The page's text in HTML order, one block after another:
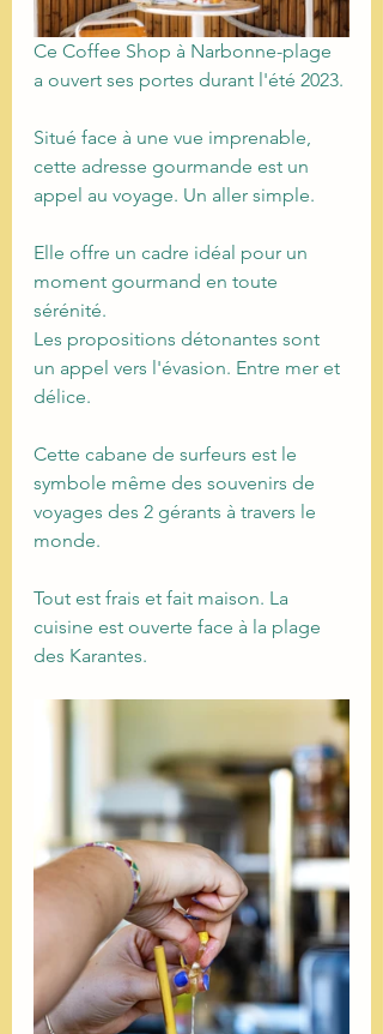
Ce Coffee Shop à Narbonne-plage
a ouvert ses portes durant l'été 2023.
Situé face à une vue imprenable,
cette adresse gourmande est un
appel au voyage. Un aller simple.
Elle offre un cadre idéal pour un
moment gourmand en toute
sérénité.
Les propositions détonantes sont
un appel vers l'évasion. Entre mer et
délice.
Cette cabane de surfeurs est le
symbole même des souvenirs de
voyages des 2 gérants à travers le
monde.
Tout est frais et fait maison. La
cuisine est ouverte face à la plage
des Karantes.